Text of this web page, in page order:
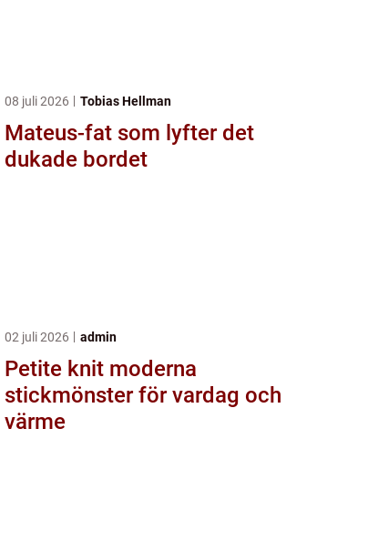
08 juli 2026 Tobias Hellman
Mateus-fat som lyfter det
dukade bordet
02 juli 2026 admin
Petite knit moderna
stickmönster för vardag och
värme